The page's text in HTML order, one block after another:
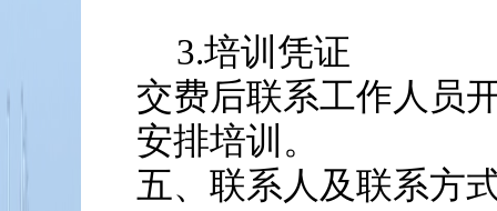
3.培训凭证
交费后联系工作人员
安排培训。
五、联系人及联系方